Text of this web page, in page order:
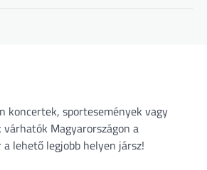
koncertek, sportesemények vagy
Magyarországon a
lehető legjobb helyen jársz!